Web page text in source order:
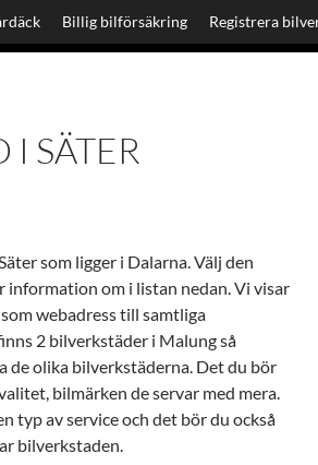
Billig bilförsäkring Registrera
I SÄTER
som ligger i Dalarna. Välj den
information om i listan nedan. Vi visar
webadress till samtliga
2 bilverkstäder i Malung så
de olika bilverkstäderna. Det du bör
bilmärken de servar med mera.
typ av service och det bör du också
bilverkstaden.